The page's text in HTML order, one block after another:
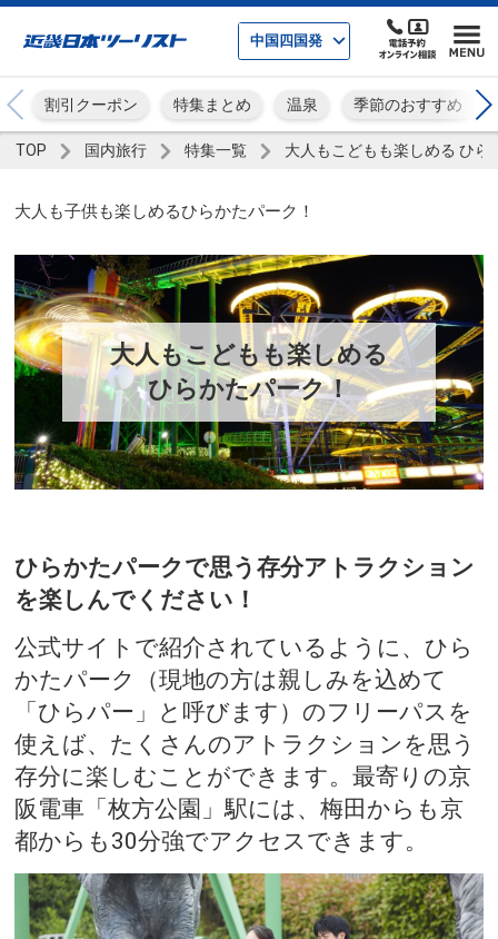
中国四国発
割引クーポン 特集まとめ 温泉 季節のおすすめ
TOP 国内旅行 特集一覧 大人もこどもも楽しめる ひら
大人も子供も楽しめるひらかたパーク！
大人もこどもも楽しめる
ひらかたパーク！
ひらかたパークで思う存分アトラクション
を楽しんでください！
公式サイトで紹介されているように、ひら
かたパーク（現地の方は親しみを込めて
「ひらパー」と呼びます）のフリーパスを
使えば、たくさんのアトラクションを思う
存分に楽しむことができます。最寄りの京
阪電車「枚方公園」駅には、梅田からも京
都からも30分強でアクセスできます。